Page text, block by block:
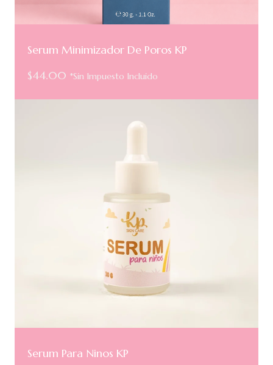
Serum Minimizador De Poros KP
$44.00 *Sin Impuesto Incluido
Serum Para Ninos KP